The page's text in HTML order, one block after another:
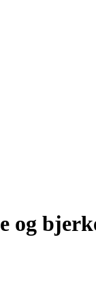
og